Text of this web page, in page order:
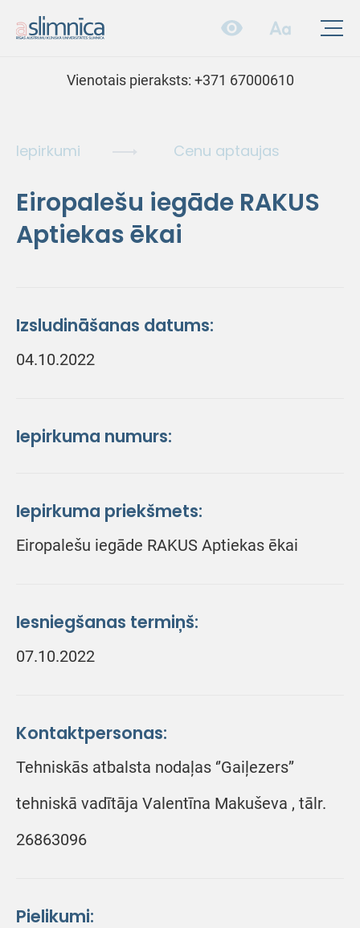
Vienotais pieraksts: +371 67000610
Iepirkumi Cenu aptaujas
Eiropalešu iegāde RAKUS
Aptiekas ēkai
Izsludināšanas datums:
04.10.2022
Iepirkuma numurs:
Iepirkuma priekšmets:
Eiropalešu iegāde RAKUS Aptiekas ēkai
Iesniegšanas termiņš:
07.10.2022
Kontaktpersonas:
Tehniskās atbalsta nodaļas ‘’Gaiļezers’’
tehniskā vadītāja Valentīna Makuševa , tālr.
26863096
Pielikumi: